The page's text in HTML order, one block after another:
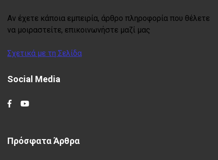
Αν έχετε κάποια εμπειρία, άρθρο πληροφορία που θέλετε
να μοιραστείτε, επικοινωνήστε μαζί μας
Σχετικά με τη Σελίδα
Social Media
Πρόσφατα Άρθρα